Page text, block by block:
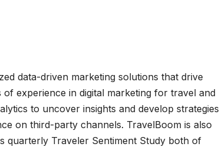
data-driven marketing solutions that drive
experience in digital marketing for travel and
to uncover insights and develop strategies
on third-party channels. TravelBoom is also
quarterly Traveler Sentiment Study both of